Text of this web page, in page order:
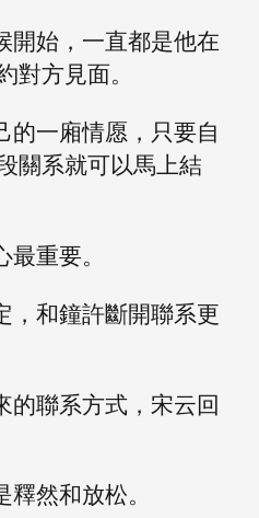
開始，一直都是他在
對方見面。
的一廂情愿，只要自
關系就可以馬上結
重要。
，和鐘許斷開聯系更
的聯系方式，宋云回
然和放松。